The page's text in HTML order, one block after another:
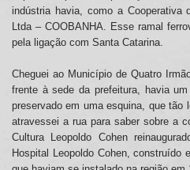
indústria havia, como a Cooperativa
Ltda – COOBANHA. Esse ramal
pela ligação com Santa Catarina.
Cheguei ao Município de Quatro
frente à sede da prefeitura, havia
preservado em uma esquina, que tão
atravessei a rua para saber sobre a
Cultura Leopoldo Cohen
Hospital Leopoldo Cohen, construído